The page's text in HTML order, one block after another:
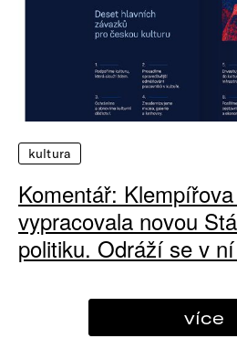
kultura
Komentář:
vypracovala novou
politiku. Odráží se v
více